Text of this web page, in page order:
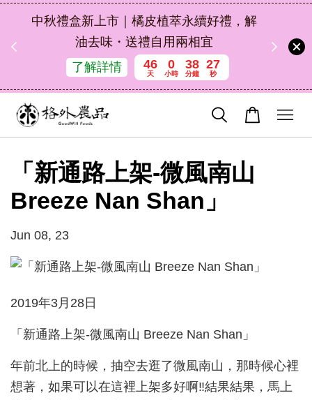
中秋禮盒新上市｜橘皮植萃永續好禮，解
油去味・送禮自用兩相宜
了解詳情
46
天
0
小時
38
分鐘
27
秒
「新通路上架-微風南山
Breeze Nan Shan」
Jun 08, 23
2019年3月28日
「新通路上架-微風南山 Breeze Nan Shan」
年前北上的時候，抽空去逛了微風南山，那時候心裡
想著，如果可以在這裡上架多好啊‼️結果結果，馬上